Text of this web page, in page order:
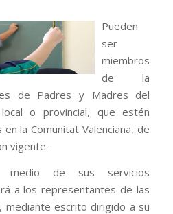
Pueden
ser
miembros
de la
de Padres y Madres del
o provincial, que estén
la Comunitat Valenciana, de
vigente.
medio de sus servicios
a los representantes de las
mediante escrito dirigido a su